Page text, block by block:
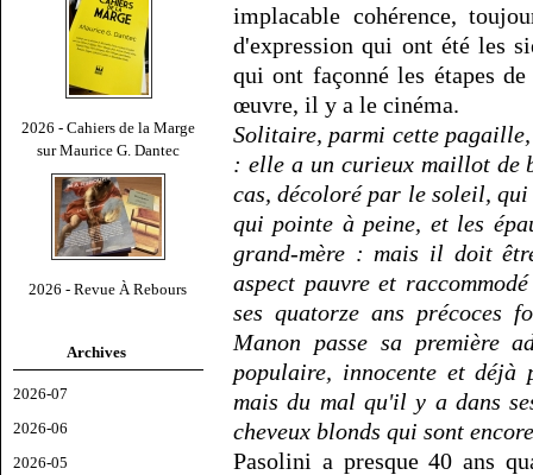
2026 - Cahiers de la Marge
sur Maurice G. Dantec
2026 - Revue À Rebours
Archives
2026-07
2026-06
2026-05
implacable cohérence,
d'expression qui ont été les
qui ont façonné les étapes
œuvre, il y a le cinéma.
Solitaire, parmi cette pagaille,
: elle a un curieux maillot de
cas, décoloré par le soleil,
qui pointe à peine, et les
grand-mère : mais il doit
aspect pauvre et
ses quatorze ans précoces
Manon passe sa première
populaire, innocente et déjà
mais du mal qu'il y a dans
cheveux blonds qui sont
Pasolini a presque 40 ans